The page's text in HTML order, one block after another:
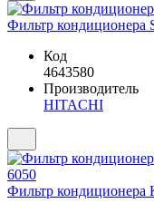
Фильтр кондиционера
Код
4643580
Производитель
HITACHI
Фильтр кондиционера